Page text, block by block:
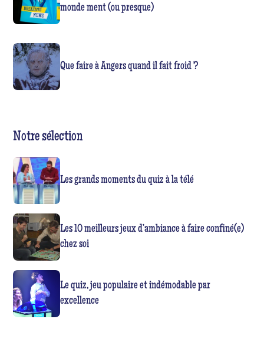
monde ment (ou presque)
Que faire à Angers quand il fait froid ?
Notre sélection
Les grands moments du quiz à la télé
Les 10 meilleurs jeux d’ambiance à faire confiné(e)
chez soi
Le quiz, jeu populaire et indémodable par
excellence